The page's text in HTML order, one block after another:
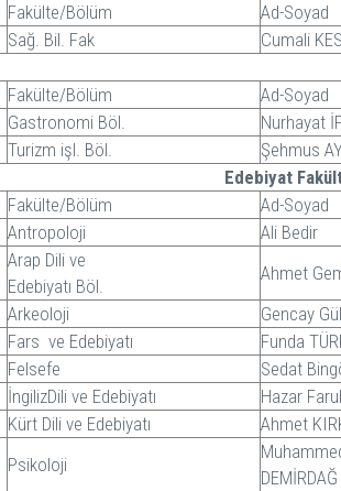
Fakülte/Bölüm
Ad-Soyad
Sağ. Bil. Fak
Cumali
Fakülte/Bölüm
Ad-Soyad
Gastronomi Böl.
Nurhayat
Turizm işl. Böl.
Şehmus
Edebiyat
Fakülte/Bölüm
Ad-Soyad
Antropoloji
Ali Bedir
Arap Dili ve
Edebiyatı Böl.
Ahmet
Arkeoloji
Gencay
Fars ve Edebiyatı
Funda
Felsefe
Sedat
İngilizDili ve Edebiyatı
Hazar
Kürt Dili ve Edebiyatı
Ahmet
Psikoloji
DEMİRDAĞ